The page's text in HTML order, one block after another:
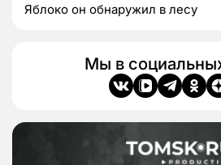
Яблоко он обнаружил в лесу
Мы в